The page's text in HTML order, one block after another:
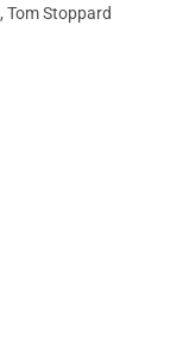
, Tom Stoppard